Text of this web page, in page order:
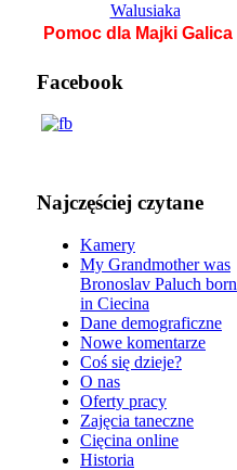
Pomoc dla Majki Galica
Facebook
Najczęściej czytane
Kamery
My Grandmother was
Bronoslav Paluch born
in Ciecina
Dane demograficzne
Nowe komentarze
Coś się dzieje?
O nas
Oferty pracy
Zajęcia taneczne
Cięcina online
Historia